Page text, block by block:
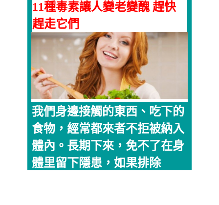
11種毒素讓人變老變醜 趕快
趕走它們
我們身邊接觸的東西、吃下的
食物，經常都來者不拒被納入
體內。長期下來，免不了在身
體里留下隱患，如果排除